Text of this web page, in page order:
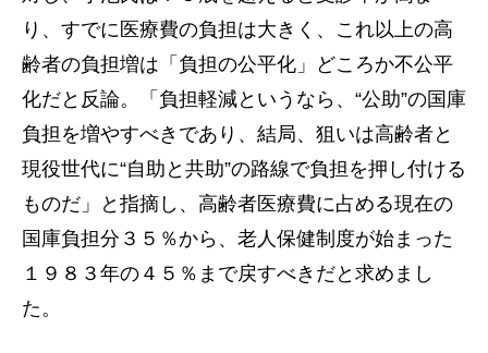
り、すでに医療費の負担は大きく、これ以上の高
齢者の負担増は「負担の公平化」どころか不公平
化だと反論。「負担軽減というなら、“公助”の国庫
負担を増やすべきであり、結局、狙いは高齢者と
現役世代に“自助と共助”の路線で負担を押し付ける
ものだ」と指摘し、高齢者医療費に占める現在の
国庫負担分３５％から、老人保健制度が始まった
１９８３年の４５％まで戻すべきだと求めまし
た。